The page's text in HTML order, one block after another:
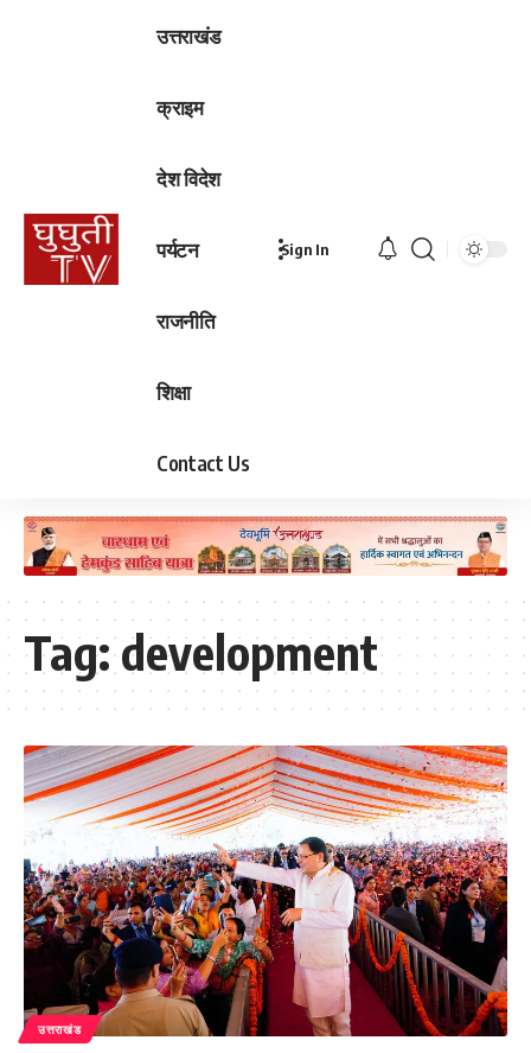
उत्तराखंड
क्राइम
देश विदेश
पर्यटन
राजनीति
शिक्षा
Contact Us
Sign In
Tag:development
उत्तराखंड